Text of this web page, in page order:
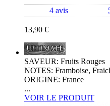
4 avis
13,90 €
SAVEUR: Fruits Rouges
NOTES: Framboise,
ORIGINE: France
...
VOIR LE PRODUIT